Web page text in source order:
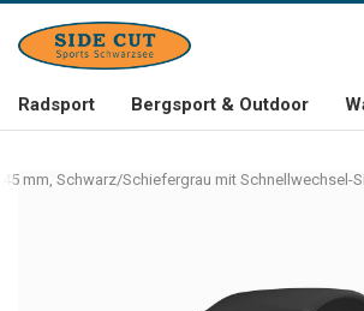
Radsport Bergsport & Outdoor
mm, Schwarz/Schiefergrau mit Schnellwechsel-